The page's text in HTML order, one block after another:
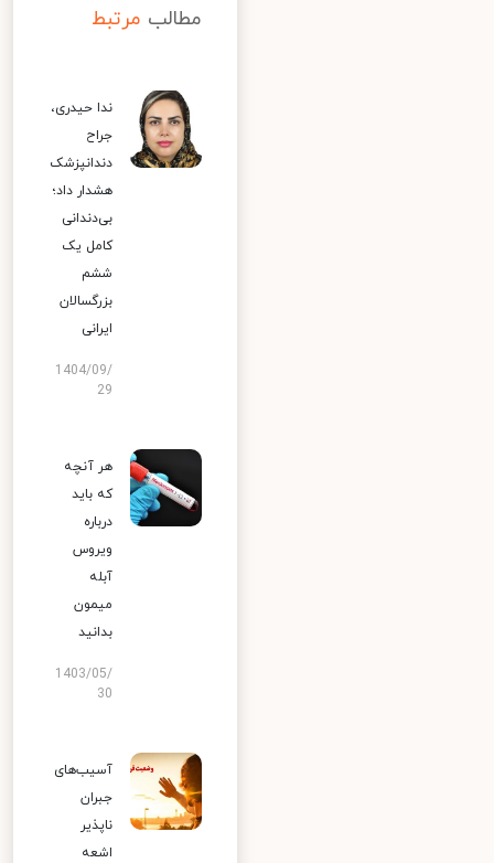
مطالب مرتبط
ندا حیدری،
جراح
دندانپزشک
هشدار داد؛
بی‌دندانی
کامل یک
ششم
بزرگسالان
ایرانی
1404/09/
29
هر آنچه
که باید
درباره
ویروس
آبله
میمون
بدانید
1403/05/
30
آسیب‌های
جبران
ناپذیر
اشعه